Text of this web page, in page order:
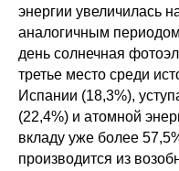
энергии увеличилась
аналогичным
день солнечная
третье место среди
Испании (18,3%),
(22,4%) и атомной
вкладу уже более
производится из